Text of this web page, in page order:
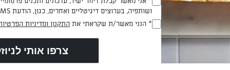
הכנת? כאן מדרגים
ושותפיה, בערוצים דיגיטליים ואחרים, כגון, הודעת SMS וואטסאפ, מייל
(חובה)
* הנני מאשר/ת שקראתי את התקנון ומדיניות